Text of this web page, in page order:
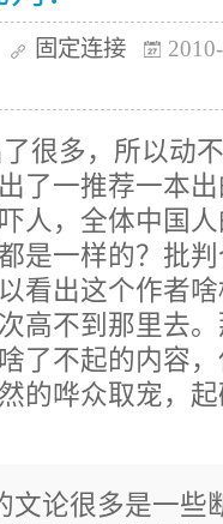
固定连接
很多，所以动
了一推荐一本
人，全体中国
是一样的？批
看出这个作者
高不到那里去
了不起的内容
的哗众取宠，
文论很多是一些